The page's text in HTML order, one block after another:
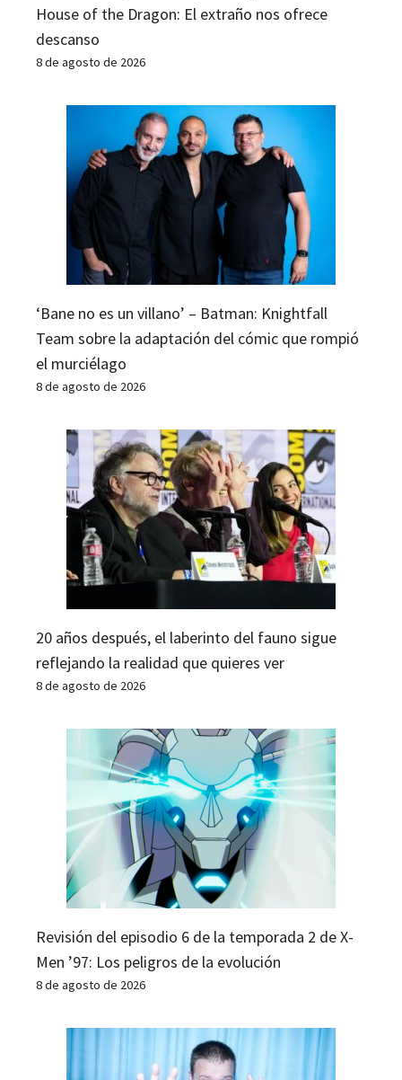
House of the Dragon: El extraño nos ofrece
descanso
8 de agosto de 2026
‘Bane no es un villano’ – Batman: Knightfall
Team sobre la adaptación del cómic que rompió
el murciélago
8 de agosto de 2026
20 años después, el laberinto del fauno sigue
reflejando la realidad que quieres ver
8 de agosto de 2026
Revisión del episodio 6 de la temporada 2 de X-
Men ’97: Los peligros de la evolución
8 de agosto de 2026